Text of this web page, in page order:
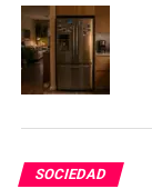
SOCIEDAD